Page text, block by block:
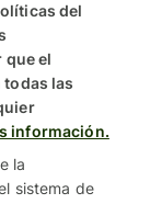
del
el
las
información.
la
sistema de